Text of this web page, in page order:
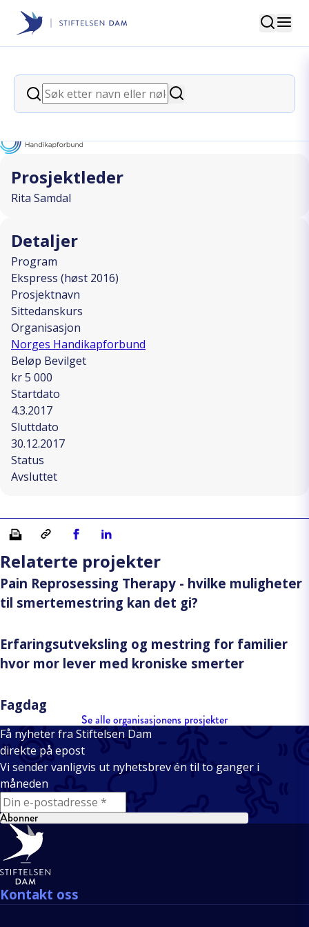
Stiftelsen Dam
Søk
Søk
Søk
back
Sittedanskurs
Prosjektleder
Rita Samdal
Detaljer
Program
Ekspress (høst 2016)
Prosjektnavn
Sittedanskurs
Organisasjon
Norges Handikapforbund
Beløp Bevilget
kr 5 000
Startdato
4.3.2017
Sluttdato
30.12.2017
Status
Avsluttet
Skriv ut Kopiera länkDel på Facebook
Del på Linkedin
Relaterte projekter
Pain Reprosessing Therapy - hvilke muligheter
til smertemestring kan det gi?
Erfaringsutveksling og mestring for familier
hvor mor lever med kroniske smerter
Fagdag
Se alle organisasjonens prosjekter
Få nyheter fra Stiftelsen Dam
direkte på epost
Vi sender vanligvis ut nyhetsbrev én til to ganger i
måneden
E-mail
Abonner
Bunntekst
Kontakt oss